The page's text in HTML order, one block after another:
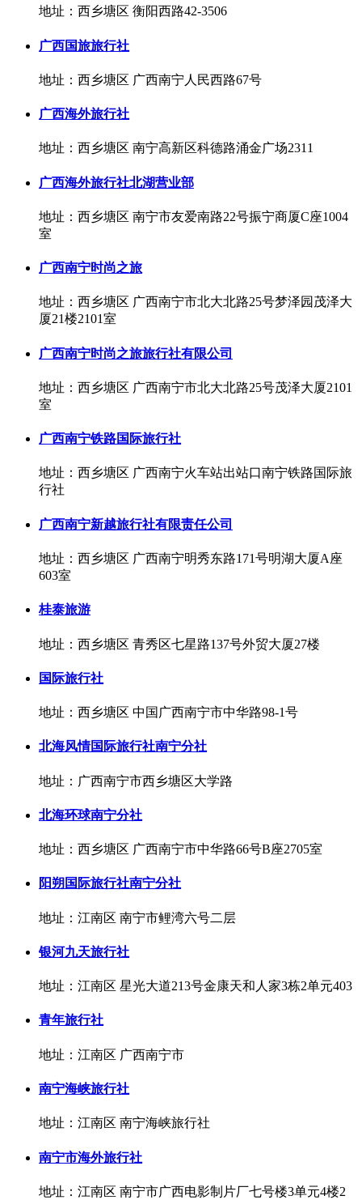
地址：西乡塘区 衡阳西路42-3506
广西国旅旅行社
地址：西乡塘区 广西南宁人民西路67号
广西海外旅行社
地址：西乡塘区 南宁高新区科德路涌金广场2311
广西海外旅行社北湖营业部
地址：西乡塘区 南宁市友爱南路22号振宁商厦C座1004
室
广西南宁时尚之旅
地址：西乡塘区 广西南宁市北大北路25号梦泽园茂泽大
厦21楼2101室
广西南宁时尚之旅旅行社有限公司
地址：西乡塘区 广西南宁市北大北路25号茂泽大厦2101
室
广西南宁铁路国际旅行社
地址：西乡塘区 广西南宁火车站出站口南宁铁路国际旅
行社
广西南宁新越旅行社有限责任公司
地址：西乡塘区 广西南宁明秀东路171号明湖大厦A座
603室
桂泰旅游
地址：西乡塘区 青秀区七星路137号外贸大厦27楼
国际旅行社
地址：西乡塘区 中国广西南宁市中华路98-1号
北海风情国际旅行社南宁分社
地址：广西南宁市西乡塘区大学路
北海环球南宁分社
地址：西乡塘区 广西南宁市中华路66号B座2705室
阳朔国际旅行社南宁分社
地址：江南区 南宁市鲤湾六号二层
银河九天旅行社
地址：江南区 星光大道213号金康天和人家3栋2单元403
青年旅行社
地址：江南区 广西南宁市
南宁海峡旅行社
地址：江南区 南宁海峡旅行社
南宁市海外旅行社
地址：江南区 南宁市广西电影制片厂七号楼3单元4楼2